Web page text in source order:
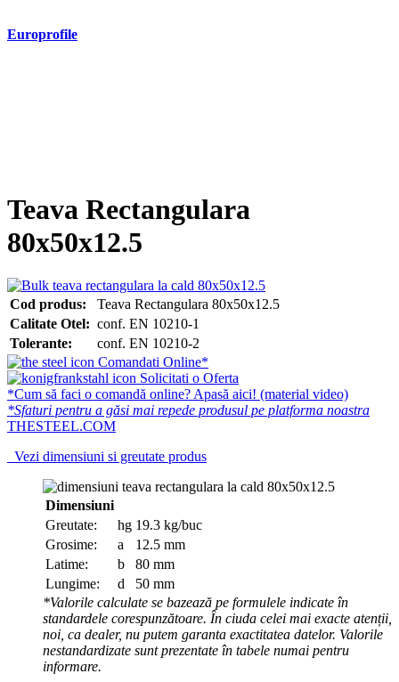
Europrofile
Teava Rectangulara
80x50x12.5
Cod produs:
Teava Rectangulara 80x50x12.5
Calitate Otel: conf. EN 10210-1
Tolerante:
conf. EN 10210-2
Comandati Online*
Solicitati o Oferta
*Cum să faci o comandă online? Apasă aici! (material video)
*Sfaturi pentru a găsi mai repede produsul pe platforma noastra
THESTEEL.COM
Vezi dimensiuni si greutate produs
Dimensiuni
Greutate:
hg 19.3 kg/buc
Grosime:
a
12.5 mm
Latime:
b
80 mm
Lungime:
d
50 mm
*Valorile calculate se bazează pe formulele indicate în
standardele corespunzătoare. În ciuda celei mai exacte atenții,
noi, ca dealer, nu putem garanta exactitatea datelor. Valorile
nestandardizate sunt prezentate în tabele numai pentru
informare.